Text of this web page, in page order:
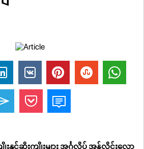
နှင့်ဆိုးကျိုးများ အင်္ဂလိပ် အွန်လိုင်းလော